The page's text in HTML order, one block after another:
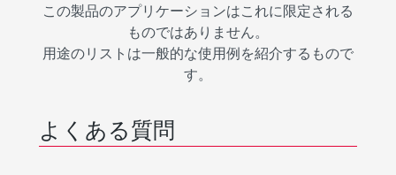
この製品のアプリケーションはこれに限定される
ものではありません。
用途のリストは一般的な使用例を紹介するもので
す。
よくある質問